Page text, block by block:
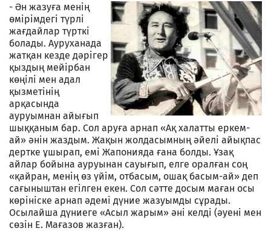
- Ән жазуға менің
өмірімдегі түрлі
жағдайлар түрткі
болады. Ауруханада
жатқан кезде дәрігер
қыздың мейірбан
көңілі мен адал
қызметінің
арқасында
ауруымнан айығып
шыққаным бар. Сол аруға арнап «Ақ халатты еркем-
ай» әнін жаздым. Жақын жолдасымның әйелі айықпас
дертке ұшырап, емі Жапонияда ғана болды. Ұзақ
айлар бойына ауруынан сауығып, елге оралған соң
«қайран, менің өз үйім, отбасым, ошақ басым-ай» деп
сағыныштан егілген екен. Сол сәтте досым маған осы
көрініске арнап әдемі дүние жазуымды сұрады.
Осылайша дүниеге «Асыл жарым» әні келді (әуені мен
сөзін Е. Мағазов жазған).